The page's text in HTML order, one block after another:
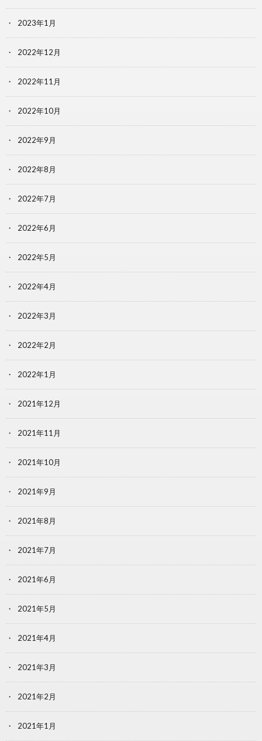
2023年1月
2022年12月
2022年11月
2022年10月
2022年9月
2022年8月
2022年7月
2022年6月
2022年5月
2022年4月
2022年3月
2022年2月
2022年1月
2021年12月
2021年11月
2021年10月
2021年9月
2021年8月
2021年7月
2021年6月
2021年5月
2021年4月
2021年3月
2021年2月
2021年1月